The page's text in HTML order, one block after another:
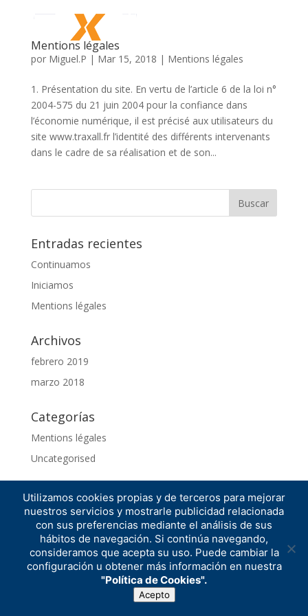
Mentions légales
por Miguel.P | Mar 15, 2018 | Mentions légales
1. Présentation du site. En vertu de l’article 6 de la loi n°
2004-575 du 21 juin 2004 pour la confiance dans
l’économie numérique, il est précisé aux utilisateurs du
site www.traxall.fr l’identité des différents intervenants
dans le cadre de sa réalisation et de son...
Entradas recientes
Continuamos
Iniciamos
Mentions légales
Archivos
febrero 2019
marzo 2018
Categorías
Mentions légales
Uncategorised
Diseñado porElegant Themes| Desarrollado por
WordPress
Utilizamos cookies propias y de terceros para mejorar
nuestros servicios y mostrarle publicidad relacionada
con sus preferencias mediante el análisis de sus
hábitos de navegación. Si continúa navegando,
consideramos que acepta su uso. Puede cambiar la
configuración u obtener más información en nuestra
"Política de Cookies".
Acepto